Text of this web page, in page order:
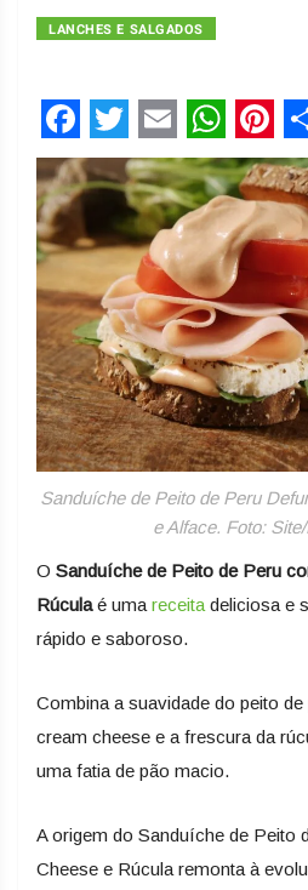
LANCHES E SALGADOS
Facebook
Twitter
Email
Sanduíche de Peito de Peru
e Alface. Foto:
O Sanduíche de Peito de Peru
Rúculaé uma receita deliciosa e
rápido e saboroso.
Combina a suavidade do peito
cream cheese e a frescura da
uma fatia de pão macio.
A origem do Sanduíche de Peito
Cheese e Rúcula remonta à